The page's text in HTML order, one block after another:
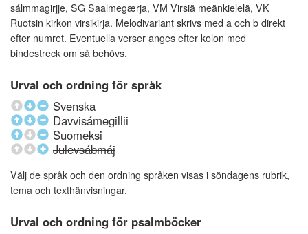
sálmmagirjje, SG Saalmegærja, VM Virsiä meänkielelä, VK
Ruotsin kirkon virsikirja. Melodivariant skrivs med a och b direkt
efter numret. Eventuella verser anges efter kolon med
bindestreck om så behövs.
Urval och ordning för språk
Svenska
Davvisámegillii
Suomeksi
Julevsábmáj
Välj de språk och den ordning språken visas i söndagens rubrik,
tema och texthänvisningar.
Urval och ordning för psalmböcker